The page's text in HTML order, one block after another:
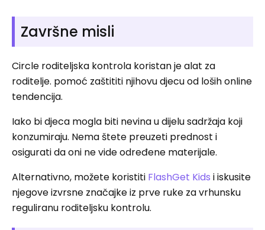
Završne misli
Circle roditeljska kontrola koristan je alat za
roditelje. pomoć zaštititi njihovu djecu od loših online
tendencija.
Iako bi djeca mogla biti nevina u dijelu sadržaja koji
konzumiraju. Nema štete preuzeti prednost i
osigurati da oni ne vide određene materijale.
Alternativno, možete koristiti FlashGet Kids i iskusite
njegove izvrsne značajke iz prve ruke za vrhunsku
reguliranu roditeljsku kontrolu.